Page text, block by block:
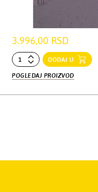
3.996,00 RSD
DODAJ U
POGLEDAJ PROIZVOD